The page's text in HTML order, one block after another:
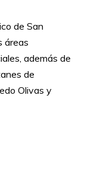
de San
áreas
además de
de
Olivas y